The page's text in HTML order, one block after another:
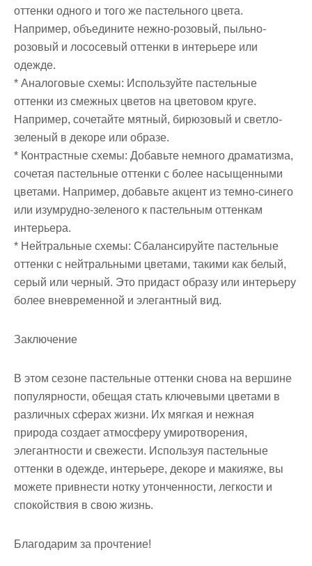
оттенки одного и того же пастельного цвета.
Например, объедините нежно-розовый, пыльно-
розовый и лососевый оттенки в интерьере или
одежде.
* Аналоговые схемы: Используйте пастельные
оттенки из смежных цветов на цветовом круге.
Например, сочетайте мятный, бирюзовый и светло-
зеленый в декоре или образе.
* Контрастные схемы: Добавьте немного драматизма,
сочетая пастельные оттенки с более насыщенными
цветами. Например, добавьте акцент из темно-синего
или изумрудно-зеленого к пастельным оттенкам
интерьера.
* Нейтральные схемы: Сбалансируйте пастельные
оттенки с нейтральными цветами, такими как белый,
серый или черный. Это придаст образу или интерьеру
более вневременной и элегантный вид.
Заключение
В этом сезоне пастельные оттенки снова на вершине
популярности, обещая стать ключевыми цветами в
различных сферах жизни. Их мягкая и нежная
природа создает атмосферу умиротворения,
элегантности и свежести. Используя пастельные
оттенки в одежде, интерьере, декоре и макияже, вы
можете привнести нотку утонченности, легкости и
спокойствия в свою жизнь.
Благодарим за прочтение!